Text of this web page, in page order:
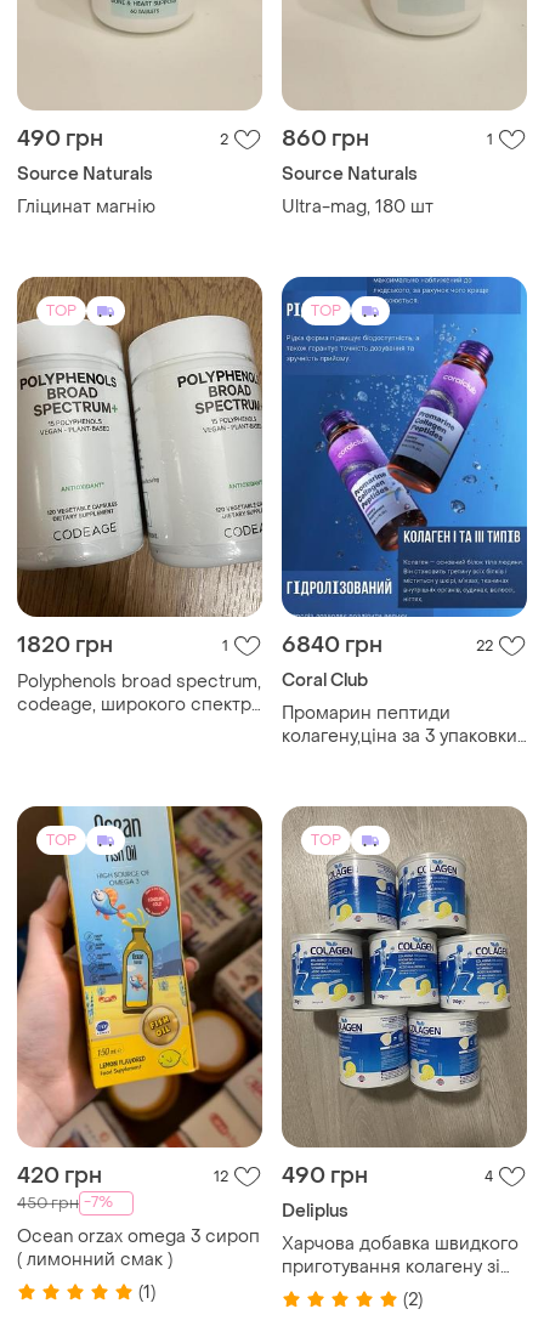
490 грн 2
Source Naturals
Гліцинат магнію
860 грн 1
Source Naturals
Ultra-mag, 180 шт
TOP
1820 грн 1
Polyphenols broad spectrum,
codeage, широкого спектра
TOP
6840 грн 22
Coral Club
Промарин пептиди
колагену,ціна за 3 упаковки,
морський колаген, питний
колаген ,курс на місяць
TOP
420 грн 12
450 грн -7%
Ocean orzax omega 3 сироп
( лимонний смак )
(1)
TOP
490 грн 4
Deliplus
Харчова добавка швидкого
приготування колагену зі
смаком лимона deliplus
colagen
(2)